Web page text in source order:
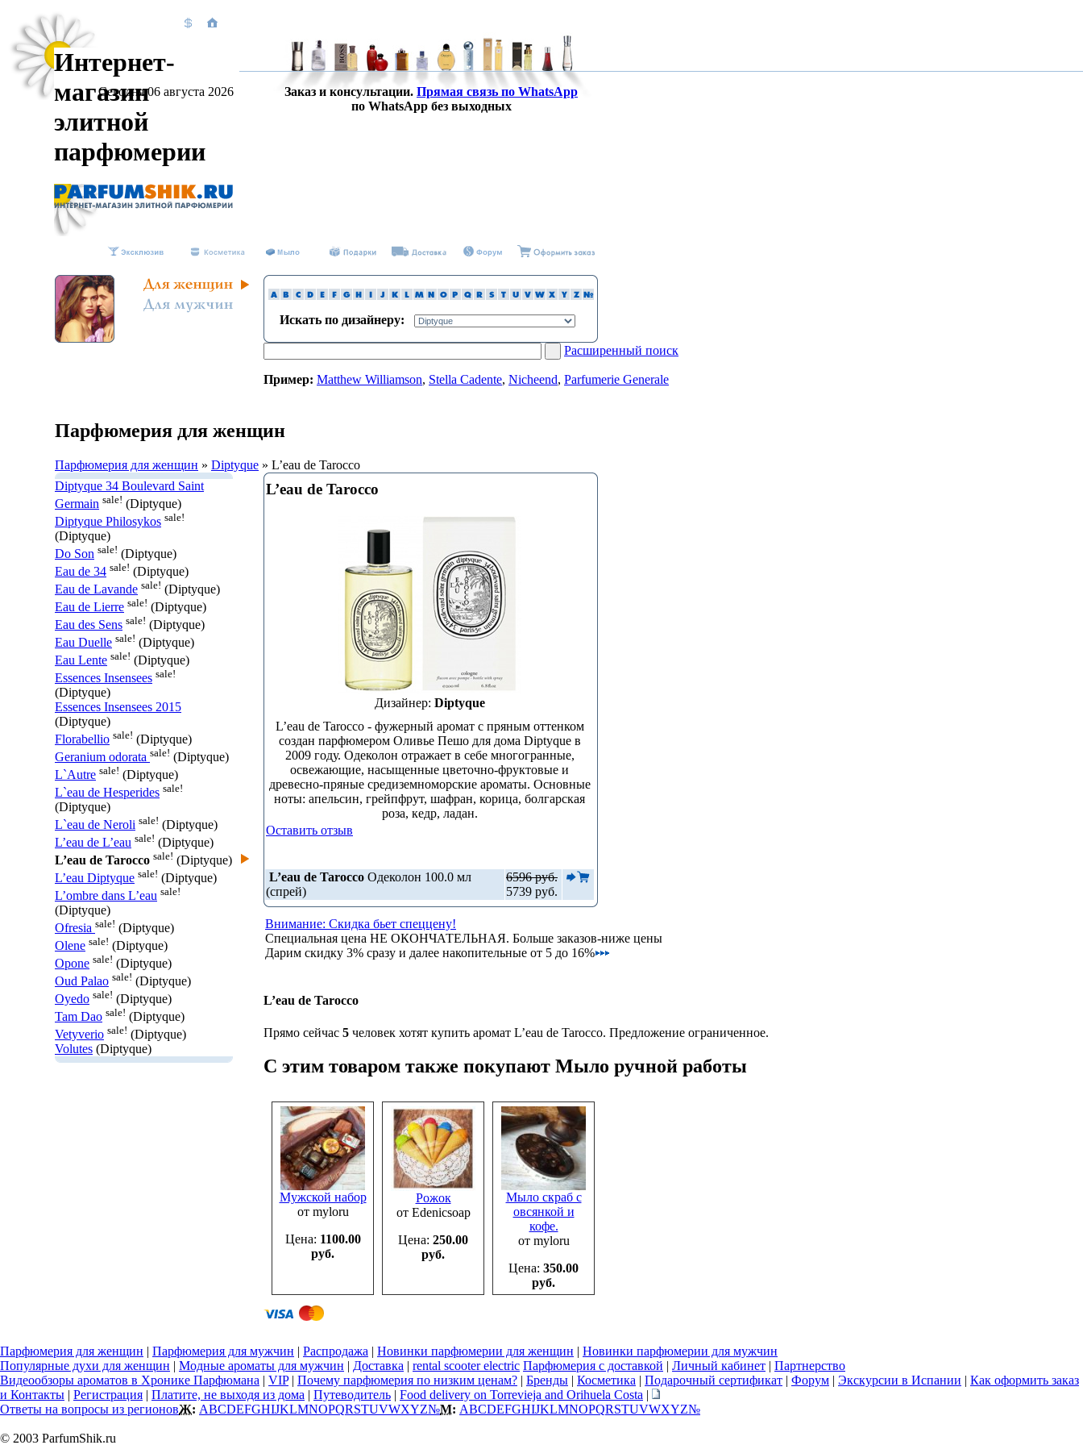
Интернет-
магазин
элитной
парфюмерии
Сегодня 06 августа 2026 Заказ и консультации. Прямая связь по WhatsApp
по WhatsApp без выходных
Искать по дизайнеру:
Расширенный поиск
Пример: Matthew Williamson, Stella Cadente, Nicheend, Parfumerie Generale
Парфюмерия для женщин
Парфюмерия для женщин » Diptyque » L’eau de Tarocco
Diptyque 34 Boulevard Saint
Germain sale! (Diptyque)
Diptyque Philosykos sale!
(Diptyque)
Do Son sale! (Diptyque)
Eau de 34 sale! (Diptyque)
Eau de Lavande sale! (Diptyque)
Eau de Lierre sale! (Diptyque)
Eau des Sens sale! (Diptyque)
Eau Duelle sale! (Diptyque)
Eau Lente sale! (Diptyque)
Essences Insensees sale!
(Diptyque)
Essences Insensees 2015
(Diptyque)
Florabellio sale! (Diptyque)
Geranium odorata sale! (Diptyque)
L`Autre sale! (Diptyque)
L`eau de Hesperides sale!
(Diptyque)
L`eau de Neroli sale! (Diptyque)
L’eau de L’eau sale! (Diptyque)
L’eau de Tarocco sale! (Diptyque)
L’eau Diptyque sale! (Diptyque)
L’ombre dans L’eau sale!
(Diptyque)
Ofresia sale! (Diptyque)
Olene sale! (Diptyque)
Opone sale! (Diptyque)
Oud Palao sale! (Diptyque)
Oyedo sale! (Diptyque)
Tam Dao sale! (Diptyque)
Vetyverio sale! (Diptyque)
Volutes (Diptyque)
L’eau de Tarocco
Дизайнер: Diptyque
L’eau de Tarocco - фужерный аромат с пряным оттенком
создан парфюмером Оливье Пешо для дома Diptyque в
2009 году. Одеколон отражает в себе многогранные,
освежающие, насыщенные цветочно-фруктовые и
древесно-пряные средиземноморские ароматы. Основные
ноты: апельсин, грейпфрут, шафран, корица, болгарская
роза, кедр, ладан.
Оставить отзыв
L’eau de Tarocco Одеколон 100.0 мл
(спрей)
6596 руб.
5739 руб.
Внимание: Скидка бьет спеццену!
Специальная цена НЕ ОКОНЧАТЕЛЬНАЯ. Больше заказов-ниже цены
Дарим скидку 3% сразу и далее накопительные от 5 до 16%
L’eau de Tarocco
Прямо сейчас 5 человек хотят купить аромат L’eau de Tarocco. Предложение ограниченное.
С этим товаром также покупают Мыло ручной работы
Мужской набор
от myloru
Цена: 1100.00
руб.
Рожок
от Edenicsoap
Цена: 250.00
руб.
Мыло скраб с
овсянкой и
кофе.
от myloru
Цена: 350.00
руб.
Парфюмерия для женщин | Парфюмерия для мужчин | Распродажа | Новинки парфюмерии для женщин | Новинки парфюмерии для мужчин
Популярные духи для женщин | Модные ароматы для мужчин | Доставка | rental scooter electric Парфюмерия с доставкой | Личный кабинет | Партнерство
Видеообзоры ароматов в Хронике Парфюмана | VIP| Почему парфюмерия по низким ценам? | Бренды | Косметика | Подарочный сертификат | Форум | Экскурсии в Испании | Как оформить заказ
и Контакты | Регистрация | Платите, не выходя из дома | Путеводитель | Food delivery on Torrevieja and Orihuela Costa |
Ответы на вопросы из регионовЖ: ABCDEFGHIJKLMNOPQRSTUVWXYZ№М: ABCDEFGHIJKLMNOPQRSTUVWXYZ№
© 2003 ParfumShik.ru